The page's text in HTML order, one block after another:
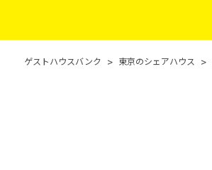
ゲストハウスバンク > 東京のシェアハウス >